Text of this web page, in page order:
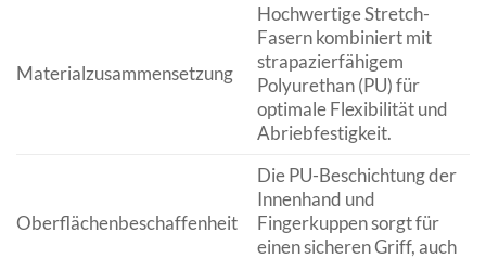
Materialzusammensetzung
Hochwertige Stretch-
Fasern kombiniert mit
strapazierfähigem
Polyurethan (PU) für
optimale Flexibilität und
Abriebfestigkeit.
Oberflächenbeschaffenheit
Die PU-Beschichtung der
Innenhand und
Fingerkuppen sorgt für
einen sicheren Griff, auch